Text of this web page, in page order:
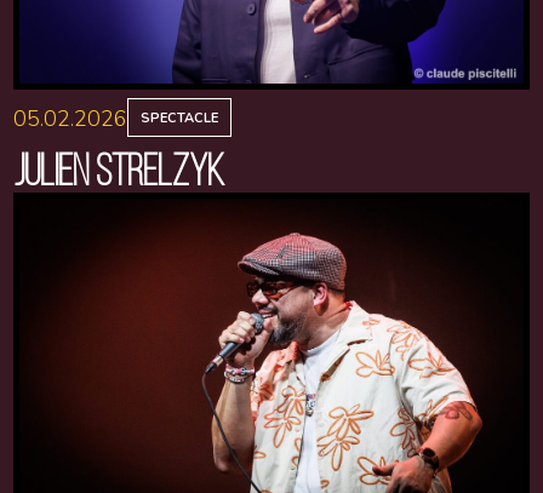
05.02.2026 SPECTACLE
JULIEN STRELZYK